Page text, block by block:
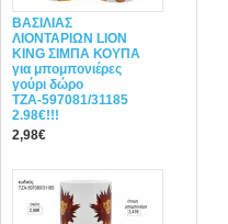
ΒΑΣΙΛΙΑΣ
ΛΙΟΝΤΑΡΙΩΝ LION
KING ΣΙΜΠΑ ΚΟΥΠΑ
για μπομπονιέρες
γούρι δώρο
ΤΖΑ-597081/31185
2.98€!!!
2,98€